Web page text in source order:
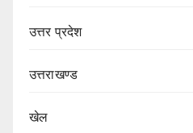
उत्तर प्रदेश
उत्तराखण्ड
खेल